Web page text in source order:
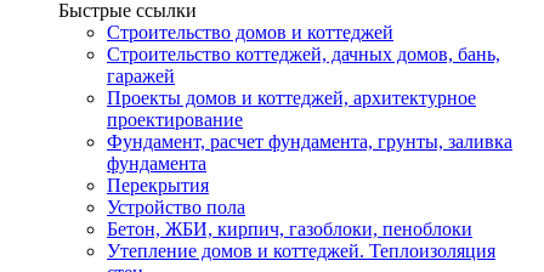
Быстрые ссылки
Строительство домов и коттеджей
Строительство коттеджей, дачных домов, бань,
гаражей
Проекты домов и коттеджей, архитектурное
проектирование
Фундамент, расчет фундамента, грунты, заливка
фундамента
Перекрытия
Устройство пола
Бетон, ЖБИ, кирпич, газоблоки, пеноблоки
Утепление домов и коттеджей. Теплоизоляция